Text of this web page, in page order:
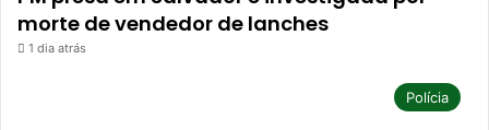
morte de vendedor de lanches
1 dia atrás
Polícia